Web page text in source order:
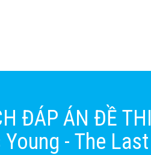
ĐÁP ÁN ĐỀ
- The